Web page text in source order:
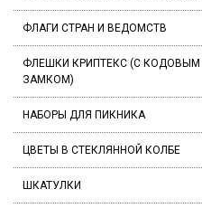
ФЛАГИ СТРАН И ВЕДОМСТВ
ФЛЕШКИ КРИПТЕКС (С КОДОВЫМ
ЗАМКОМ)
НАБОРЫ ДЛЯ ПИКНИКА
ЦВЕТЫ В СТЕКЛЯННОЙ КОЛБЕ
ШКАТУЛКИ